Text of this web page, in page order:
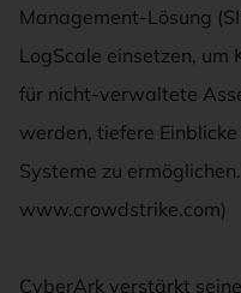
Management-Lösung
LogScale einsetzen, um
für nicht-verwaltete
werden, tiefere
Systeme zu
www.crowdstrike.com)
CyberArk verstärkt